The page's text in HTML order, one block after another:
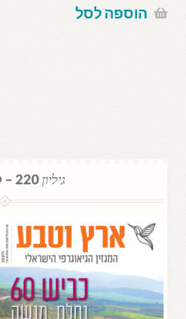
הוספה לסל
גיליון220 – קיץ 2026